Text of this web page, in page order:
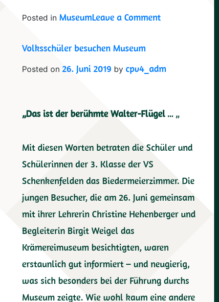
Posted in MuseumLeave a Commenton
Thomas
Besuch
Volksschüler besuchen Museum
Posted on 26. Juni 2019 by cpv4_adm
„Das ist der berühmte Walter-Flügel …„
Mit diesen Worten betraten die Schüler und
Schülerinnen der 3. Klasse der VS
Schenkenfelden das Biedermeierzimmer. Die
jungen Besucher, die am 26. Juni gemeinsam
mit ihrer Lehrerin Christine Hehenberger und
Begleiterin Birgit Weigel das
Krämereimuseum besichtigten, waren
erstaunlich gut informiert – und neugierig,
was sich besonders bei der Führung durchs
Museum zeigte. Wie wohl kaum eine andere